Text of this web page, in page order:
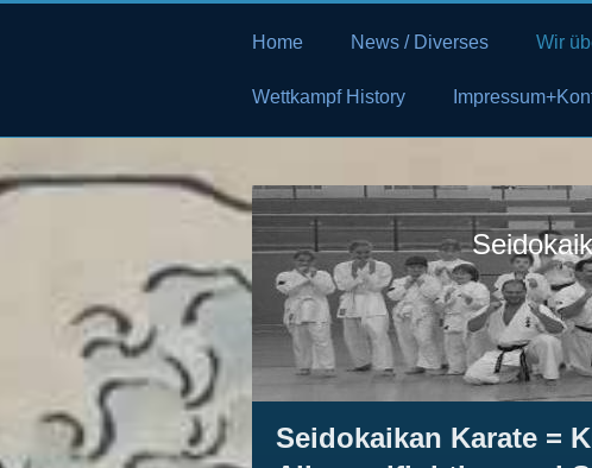
Home News / Diverses Wir
Wettkampf History
Seidokaikan Karate =